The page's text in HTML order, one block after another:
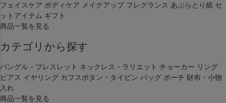
フェイスケア ボディケア メイクアップ フレグランス あぶらとり紙 セ
ットアイテム ギフト
商品一覧を見る
カテゴリから探す
バングル・ブレスレット ネックレス・ラリエット チョーカー リング
ピアス イヤリング カフスボタン・タイピン バッグ ポーチ 財布・小物
入れ
商品一覧を見る